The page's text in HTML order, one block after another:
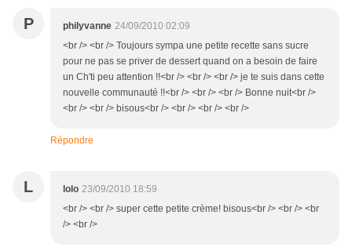
P philyvanne 24/09/2010 02:09
<br /> <br /> Toujours sympa une petite recette sans sucre
pour ne pas se priver de dessert quand on a besoin de faire
un Ch'ti peu attention !!<br /> <br /> <br /> je te suis dans cette
nouvelle communauté !!<br /> <br /> <br /> Bonne nuit<br />
<br /> <br /> bisous<br /> <br /> <br /> <br />
Répondre
L lolo 23/09/2010 18:59
<br /> <br /> super cette petite crème! bisous<br /> <br /> <br
/> <br />